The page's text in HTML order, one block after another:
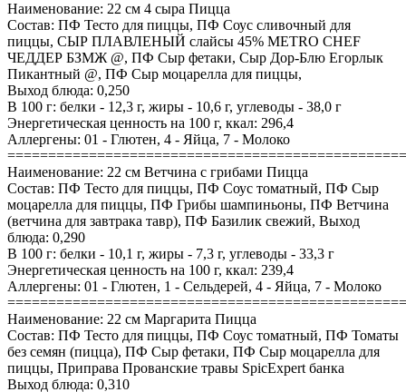
Наименование: 22 см 4 сыра Пицца
Состав: ПФ Тесто для пиццы, ПФ Соус сливочный для
пиццы, СЫР ПЛАВЛЕНЫЙ слайсы 45% METRO CHEF
ЧЕДДЕР БЗМЖ @, ПФ Сыр фетаки, Сыр Дор-Блю Егорлык
Пикантный @, ПФ Сыр моцарелла для пиццы,
Выход блюда: 0,250
В 100 г: белки - 12,3 г, жиры - 10,6 г, углеводы - 38,0 г
Энергетическая ценность на 100 г, ккал: 296,4
Аллергены: 01 - Глютен, 4 - Яйца, 7 - Молоко
Наименование: 22 см Ветчина с грибами Пицца
Состав: ПФ Тесто для пиццы, ПФ Соус томатный, ПФ Сыр
моцарелла для пиццы, ПФ Грибы шампиньоны, ПФ Ветчина
(ветчина для завтрака тавр), ПФ Базилик свежий, Выход
блюда: 0,290
В 100 г: белки - 10,1 г, жиры - 7,3 г, углеводы - 33,3 г
Энергетическая ценность на 100 г, ккал: 239,4
Аллергены: 01 - Глютен, 1 - Сельдерей, 4 - Яйца, 7 - Молоко
Наименование: 22 см Маргарита Пицца
Состав: ПФ Тесто для пиццы, ПФ Соус томатный, ПФ Томаты
без семян (пицца), ПФ Сыр фетаки, ПФ Сыр моцарелла для
пиццы, Приправа Прованские травы SpicExpert банка
Выход блюда: 0,310